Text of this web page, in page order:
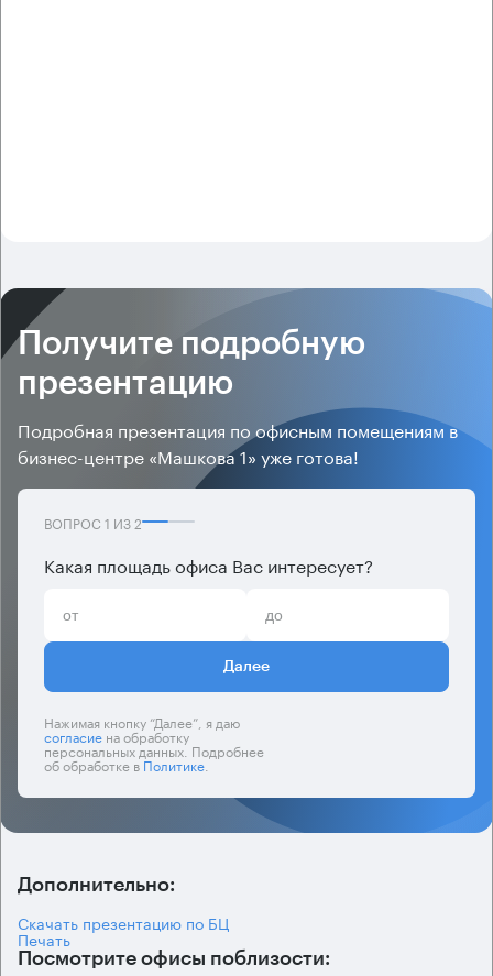
Получите подробную
презентацию
Подробная презентация по офисным помещениям в
бизнес-центре «Машкова 1» уже готова!
ВОПРОС 1 ИЗ2
Какая площадь офиса Вас интересует?
Далее
Нажимая кнопку “Далее”, я даю
согласиена обработку
персональных данных. Подробнее
об обработке вПолитике.
Дополнительно:
Скачать презентацию по БЦ
Печать
Посмотрите офисы поблизости: